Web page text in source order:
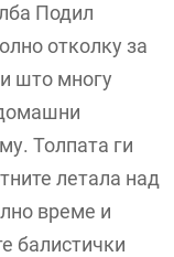
Подил
отколку за
што многу
Толпата ги
летала над
време и
балистички